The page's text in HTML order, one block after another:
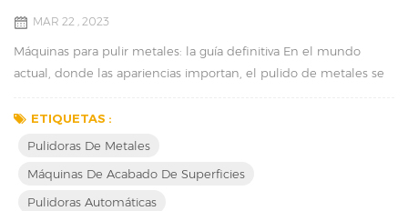
MAR 22 , 2023
Máquinas para pulir metales: la guía definitiva En el mundo
actual, donde las apariencias importan, el pulido de metales se
Desde la joyería hasta la industria aeroespacial, el pulido de
metales se utiliza para dar a los productos un acabado limpio y
disponibles en el mercado, cada u...
ETIQUETAS :
Pulidoras De Metales
Máquinas De Acabado De Superficies
Pulidoras Automáticas